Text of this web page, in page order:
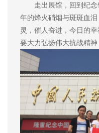
走出展馆，回到纪念
年的烽火硝烟与斑斑血
灵，催人奋进，今日的
要大力弘扬伟大抗战精